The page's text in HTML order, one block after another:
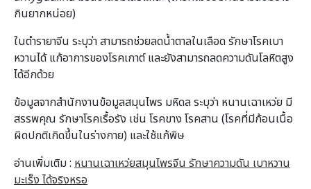
กินยากหน่อย)
ในตำรายาจีน ระบุว่า สามารถช่วยลดน้ำตาลในเลือด รักษาโรคเบา
หวานได้ แก้อาการของโรคเกาต์ และยังสามารถลดความดันโลหิตสูง
ได้อีกด้วย
ข้อมูลจากสำนักงานข้อมูลสมุนไพร มหิดล ระบุว่า หนานเฉาเหว่ย มี
สรรพคุณ รักษาโรคเรื้อรัง เช่น โรคขาง โรคสาน (โรคที่มีก้อนเนื้อ
ผิดปกติเกิดขึ้นในร่างกาย) และใช้แก้พิษ
อ่านเพิ่มเติม : หนานเฉาเหว่ยสมุนไพรจีน รักษาความดัน เบาหวาน
มะเร็ง ได้จริงหรอ